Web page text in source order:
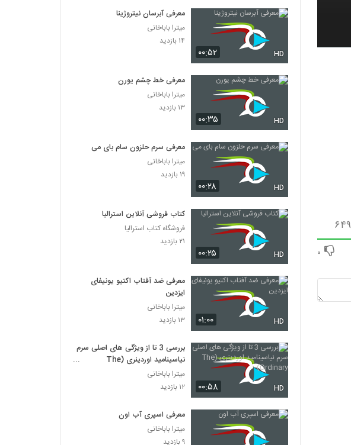
۰
۰۰:۵۲ HD
معرفی آبرسان نیتروژینا
میترا باباخانی
۱۴ بازدید
۰۰:۳۵ HD
معرفی خط چشم یورن
میترا باباخانی
۱۳ بازدید
۰۰:۲۸ HD
معرفی سرم حلزون سام بای می
میترا باباخانی
۱۹ بازدید
۰۰:۲۵ HD
کتاب فروشی آنلاین استرالیا
فروشگاه کتاب استرالیا
۲۱ بازدید
۰۱:۰۰ HD
معرفی ضد آفتاب اکتیو یونیفای
ایزدین
میترا باباخانی
۱۳ بازدید
۰۰:۵۸ HD
بررسی 3 تا از ویژگی های اصلی سرم
نیاسینامید اوردینری (The
Ordinary)
میترا باباخانی
۱۲ بازدید
معرفی اسپری آب اون
میترا باباخانی
۹ بازدید